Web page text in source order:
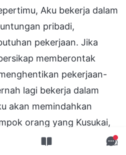
Aku bekerja dalam
pribadi,
pekerjaan. Jika
memberontak
pekerjaan-
lagi bekerja dalam
akan memindahkan
orang yang Kusukai,
Aku akan